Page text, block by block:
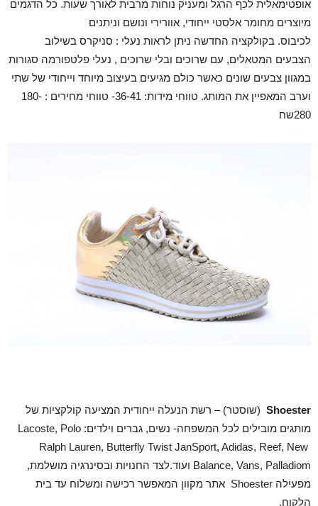
אופטימאלית לכף הרגל ומעניק נוחות מרבית לאורך שעות. כל הדגמים
מיוצרים מחומר אלסטי ייחודי, אוורירי ונושם וניתנים
לכיבוס. בקולקציה החדשה ניתן לראות נעלי : סניקרס בשילוב
הצבעים המטאלים, עם שרוכים ובלי שרוכים , נעלי פלטפורמה סגורות
במגוון צבעים שונים כאשר כולם מגיעים בעיצוב מיוחד וייחודי של שתי
וערב המאפיין את המותג. טווחי מידות: 36-41- טווחי מחירים : 180-
280שח
Shoester (שוסטר) – רשת הנעלה ייחודית המציעה קולקציות של
מותגים מובילים לכל המשפחה- נשים, גברים וילדים: Lacoste, Polo
Ralph Lauren, Butterfly Twist JanSport, Adidas, Reef, New
Balance, Vans, Palladiom ועוד.לצד החנויות ובסינרגיה מושלמת,
מפעילה Shoester אתר מקוון המאפשר רכישה ומשלוח עד בית
הלקוח.